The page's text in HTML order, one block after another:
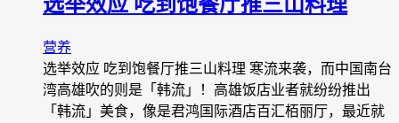
营养
选举效应 吃到饱餐厅推三山料理 寒流来袭，而中国南台
湾高雄吹的则是「韩流」！高雄饭店业者就纷纷推出
「韩流」美食，像是君鸿国际酒店百汇栢丽厅，最近就